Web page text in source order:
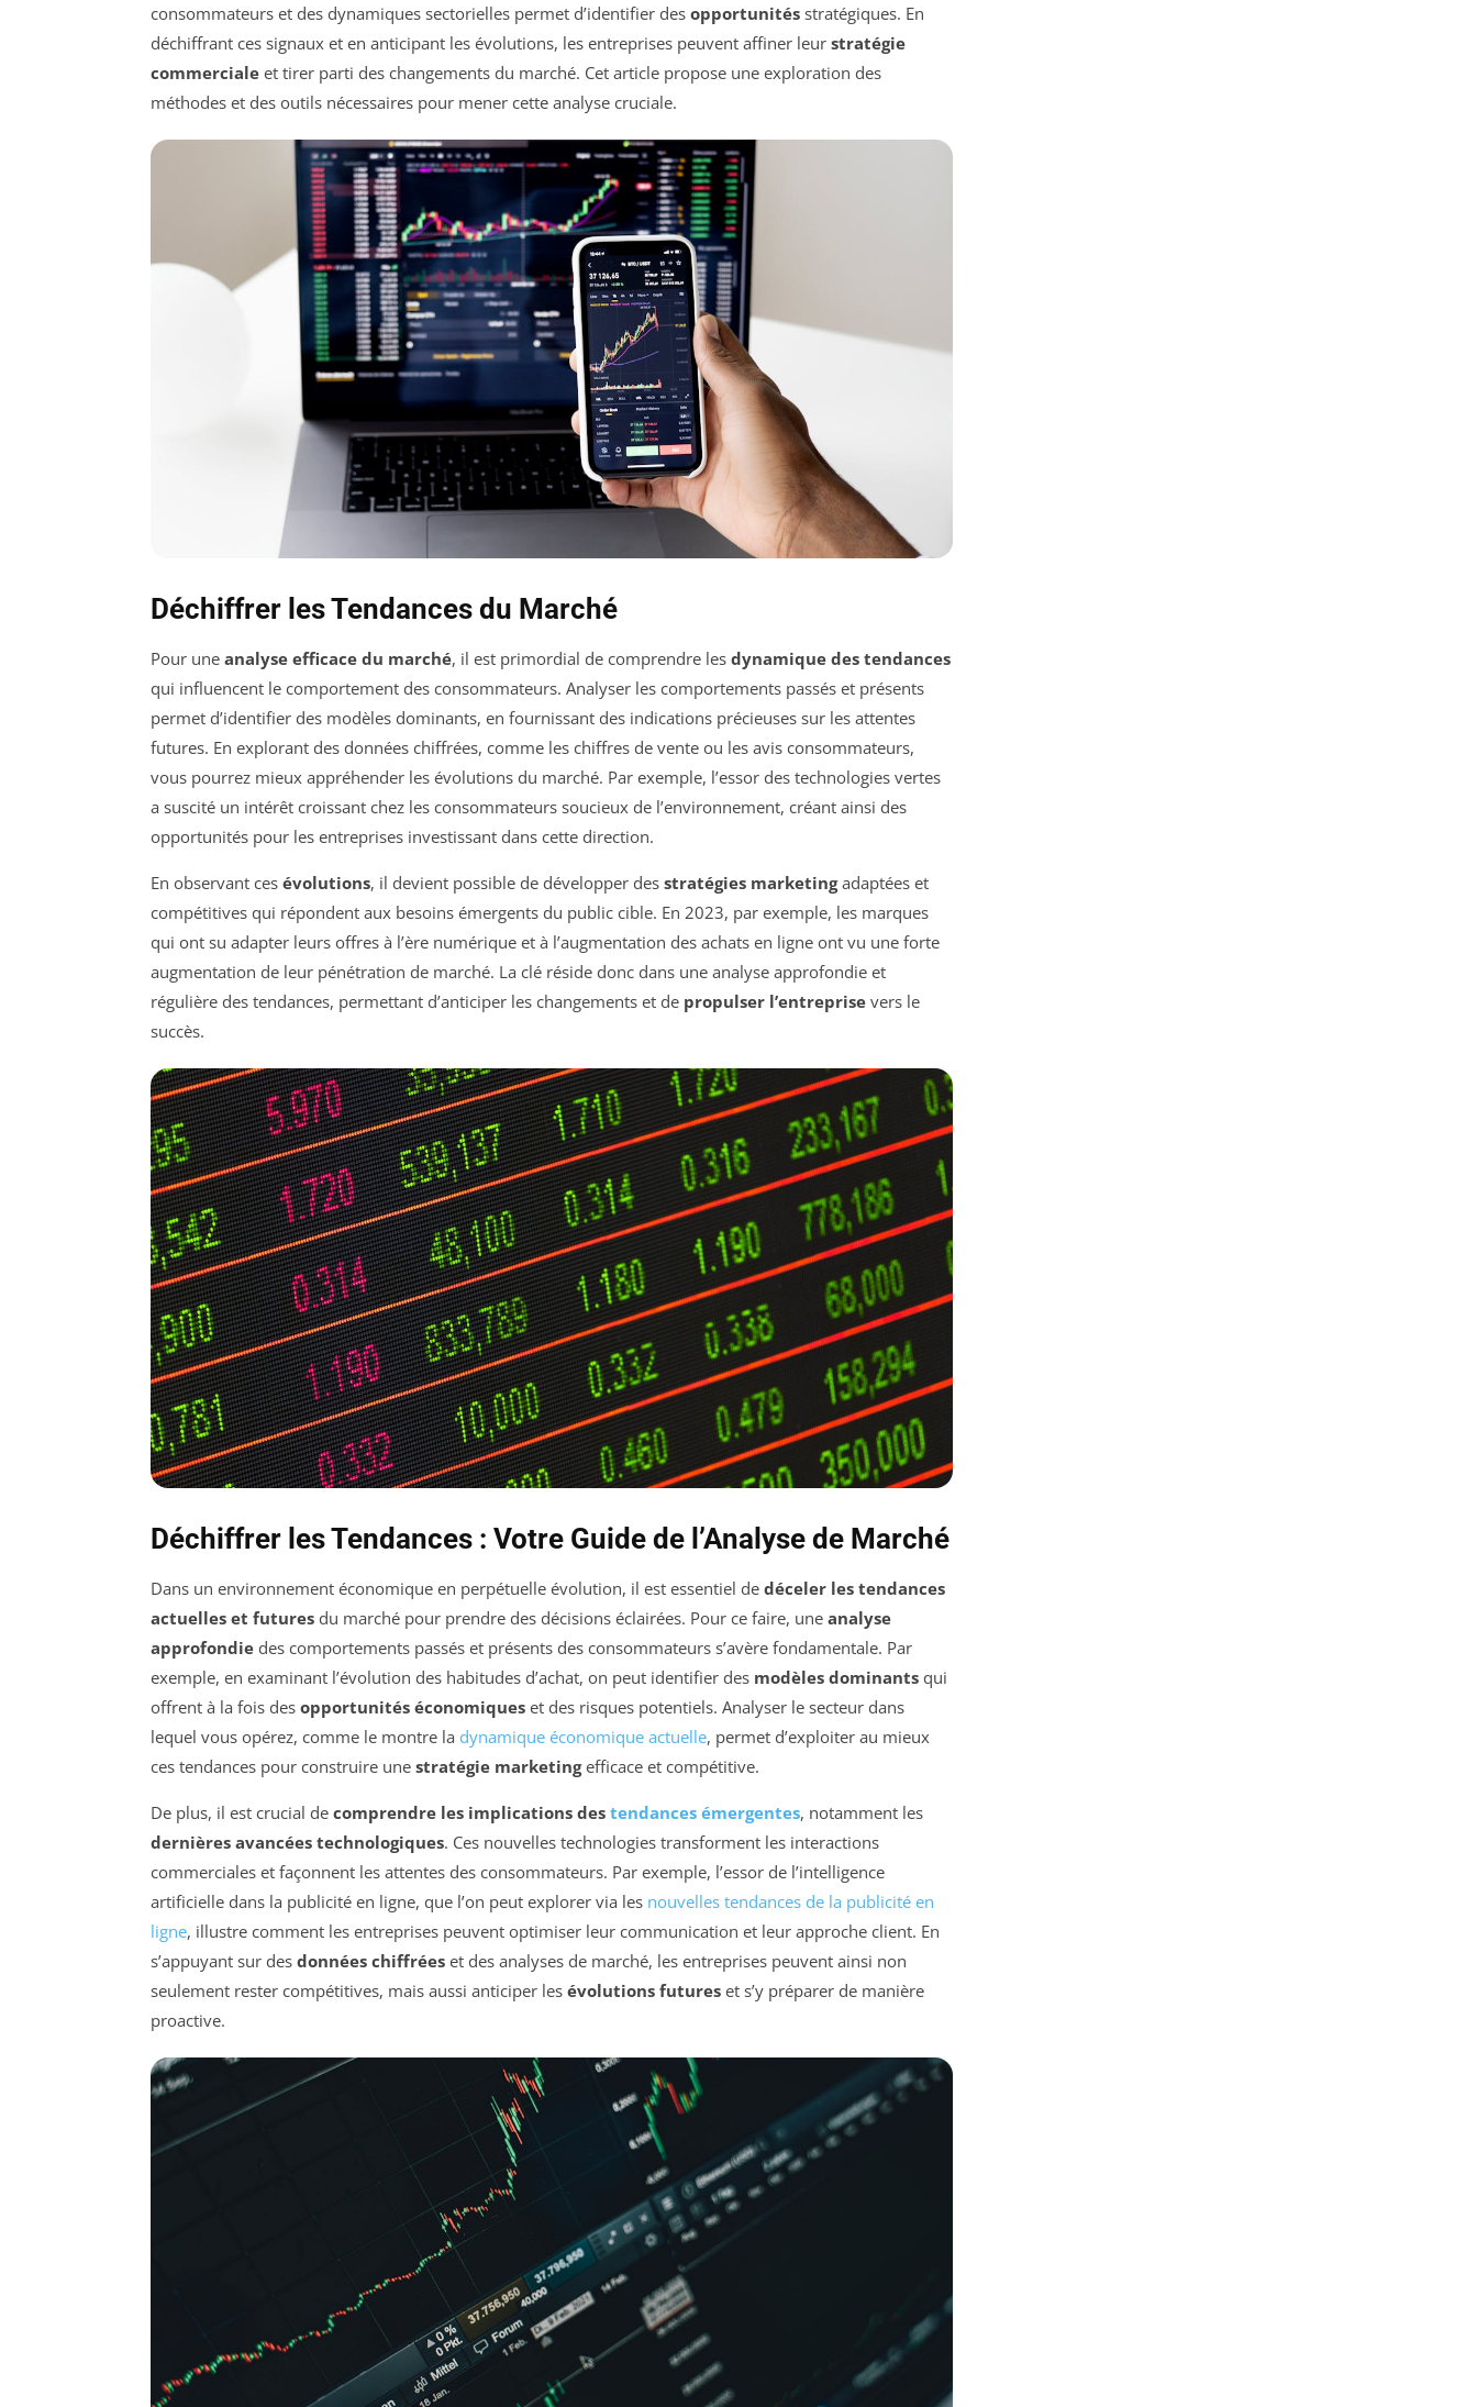
consommateurs et des dynamiques sectorielles permet d’identifier des opportunités stratégiques. En
déchiffrant ces signaux et en anticipant les évolutions, les entreprises peuvent affiner leur stratégie
commerciale et tirer parti des changements du marché. Cet article propose une exploration des
méthodes et des outils nécessaires pour mener cette analyse cruciale.
Déchiffrer les Tendances du Marché
Pour une analyse efficace du marché, il est primordial de comprendre les dynamique des tendances
qui influencent le comportement des consommateurs. Analyser les comportements passés et présents
permet d’identifier des modèles dominants, en fournissant des indications précieuses sur les attentes
futures. En explorant des données chiffrées, comme les chiffres de vente ou les avis consommateurs,
vous pourrez mieux appréhender les évolutions du marché. Par exemple, l’essor des technologies vertes
a suscité un intérêt croissant chez les consommateurs soucieux de l’environnement, créant ainsi des
opportunités pour les entreprises investissant dans cette direction.
En observant ces évolutions, il devient possible de développer des stratégies marketingadaptées et
compétitives qui répondent aux besoins émergents du public cible. En 2023, par exemple, les marques
qui ont su adapter leurs offres à l’ère numérique et à l’augmentation des achats en ligne ont vu une forte
augmentation de leur pénétration de marché. La clé réside donc dans une analyse approfondie et
régulière des tendances, permettant d’anticiper les changements et de propulser l’entreprise vers le
succès.
Déchiffrer les Tendances : Votre Guide de l’Analyse de Marché
Dans un environnement économique en perpétuelle évolution, il est essentiel de déceler les tendances
actuelles et futures du marché pour prendre des décisions éclairées. Pour ce faire, une analyse
approfondie des comportements passés et présents des consommateurs s’avère fondamentale. Par
exemple, en examinant l’évolution des habitudes d’achat, on peut identifier des modèles dominants qui
offrent à la fois des opportunités économiques et des risques potentiels. Analyser le secteur dans
lequel vous opérez, comme le montre la dynamique économique actuelle, permet d’exploiter au mieux
ces tendances pour construire une stratégie marketingefficace et compétitive.
De plus, il est crucial de comprendre les implications des tendances émergentes, notamment les
dernières avancées technologiques. Ces nouvelles technologies transforment les interactions
commerciales et façonnent les attentes des consommateurs. Par exemple, l’essor de l’intelligence
artificielle dans la publicité en ligne, que l’on peut explorer via les nouvelles tendances de la publicité en
ligne, illustre comment les entreprises peuvent optimiser leur communication et leur approche client. En
s’appuyant sur des données chiffrées et des analyses de marché, les entreprises peuvent ainsi non
seulement rester compétitives, mais aussi anticiper les évolutions futures et s’y préparer de manière
proactive.